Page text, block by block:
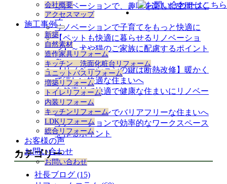
会社概要
アクセスマップ
施工事例
サ
ブ
メ
ニ
ュ
ー
を
展
開
新築
自然素材
造作家具リフォーム
キッチン 洗面化粧台リフォーム
ユニットバスリフォーム
増築リフォーム
トイレリフォーム
内装リフォーム
キッチンリフォーム
LDKリフォーム
総合リフォーム
お客様の声
お問い合わせ
お問い合わせ
リノベーションで、趣味を楽しむ空間づく
り
リノベーションで子育てをもっと快適に
【ペットも快適に暮らせるリノベーショ
ン】～犬や猫のご家族に配慮するポイント
～
【リノベーションの鍵は断熱改修】暖かく
て涼しい快適な住まいへ
自然素材で快適で健康な住まいにリノベー
ション
リノベーションでバリアフリーな住まいへ
リノベーションで効率的なワークスペース
を作るポイント
カテゴリー
社長ブログ (15)